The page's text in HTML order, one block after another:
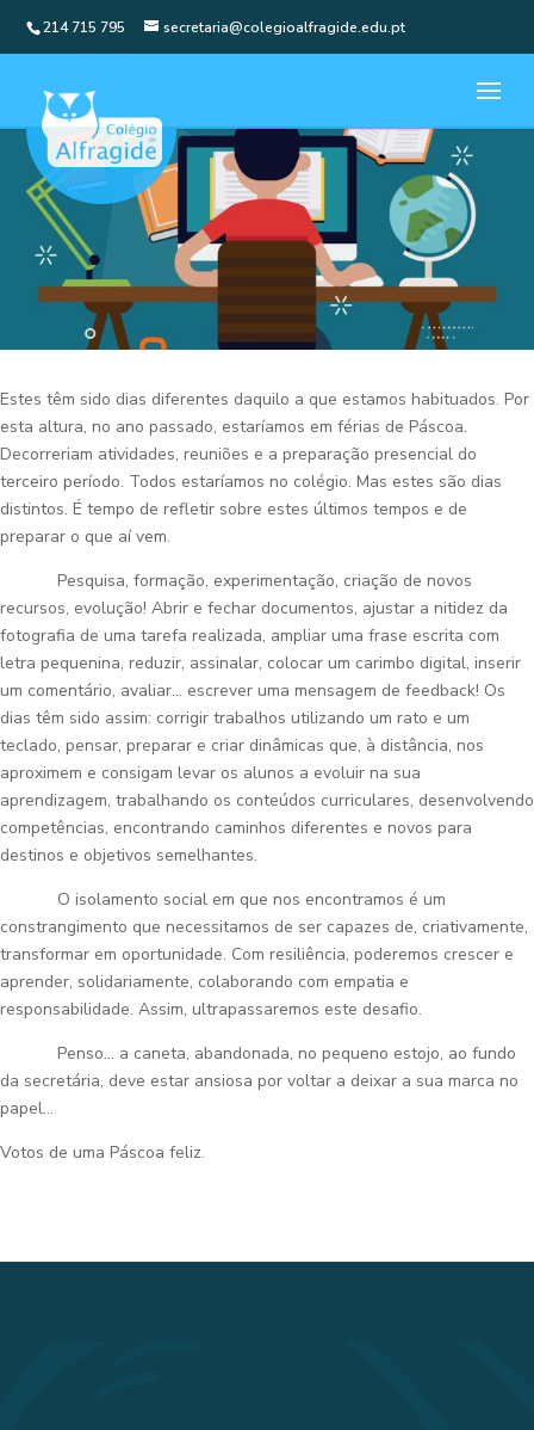
214 715 795 secretaria@colegioalfragide.edu.pt
Estes têm sido dias diferentes daquilo a que estamos habituados. Por
esta altura, no ano passado, estaríamos em férias de Páscoa.
Decorreriam atividades, reuniões e a preparação presencial do
terceiro período. Todos estaríamos no colégio. Mas estes são dias
distintos. É tempo de refletir sobre estes últimos tempos e de
preparar o que aí vem.
Pesquisa, formação, experimentação, criação de novos
recursos, evolução! Abrir e fechar documentos, ajustar a nitidez da
fotografia de uma tarefa realizada, ampliar uma frase escrita com
letra pequenina, reduzir, assinalar, colocar um carimbo digital, inserir
um comentário, avaliar… escrever uma mensagem de feedback! Os
dias têm sido assim: corrigir trabalhos utilizando um rato e um
teclado, pensar, preparar e criar dinâmicas que, à distância, nos
aproximem e consigam levar os alunos a evoluir na sua
aprendizagem, trabalhando os conteúdos curriculares, desenvolvendo
competências, encontrando caminhos diferentes e novos para
destinos e objetivos semelhantes.
O isolamento social em que nos encontramos é um
constrangimento que necessitamos de ser capazes de, criativamente,
transformar em oportunidade. Com resiliência, poderemos crescer e
aprender, solidariamente, colaborando com empatia e
responsabilidade. Assim, ultrapassaremos este desafio.
Penso… a caneta, abandonada, no pequeno estojo, ao fundo
da secretária, deve estar ansiosa por voltar a deixar a sua marca no
papel…
Votos de uma Páscoa feliz.